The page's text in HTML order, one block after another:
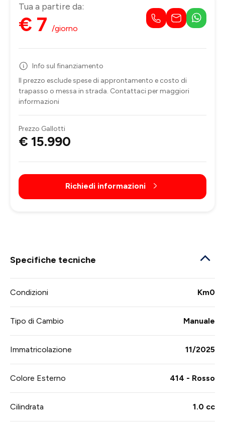
Tua a partire da:
€ 7 /giorno
Info sul finanziamento
Il prezzo esclude spese di approntamento e costo di
trapasso o messa in strada. Contattaci per maggiori
informazioni
Prezzo Gallotti
€ 15.990
Richiedi informazioni
Specifiche tecniche
Condizioni Km0
Tipo di Cambio Manuale
Immatricolazione 11/2025
Colore Esterno 414 - Rosso
Cilindrata 1.0 cc